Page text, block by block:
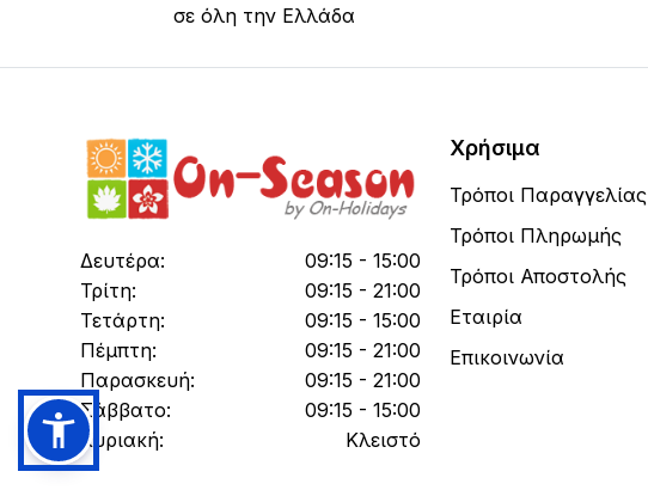
σε όλη την Ελλάδα
Δευτέρα:
09:15 - 15:00
Τρίτη:
09:15 - 21:00
Τετάρτη:
09:15 - 15:00
Πέμπτη:
09:15 - 21:00
Παρασκευή:
09:15 - 21:00
Σάββατο:
09:15 - 15:00
Κυριακή:
Κλειστό
Χρήσιμα
Τρόποι Παραγγελίας
Τρόποι Πληρωμής
Τρόποι Αποστολής
Εταιρία
Επικοινωνία